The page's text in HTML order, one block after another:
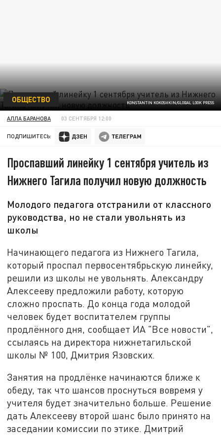
KONSTANTIN KOKOSHKIN/GLOBAL LOOK PRESS
ОБЩЕСТВО
АЛЛА БАРАНОВА 03 СЕНТЯБРЯ 12:00
ПОДПИШИТЕСЬ:
Проспавший линейку 1 сентября учитель из
Нижнего Тагила получил новую должность
Молодого педагога отстранили от классного
руководства, но не стали увольнять из
школы
Начинающего педагога из Нижнего Тагила,
который проспал первосентябрьскую линейку,
решили из школы не увольнять. Александру
Алексееву предложили работу, которую
сложно проспать. До конца года молодой
человек будет воспитателем группы
продлённого дня, сообщает ИА "Все новости",
ссылаясь на директора нижнетагильской
школы № 100, Дмитрия Язовских.
Занятия на продлёнке начинаются ближе к
обеду, так что шансов проснуться вовремя у
учителя будет значительно больше. Решение
дать Алексееву второй шанс было принято на
заседании комиссии по этике. Дмитрий